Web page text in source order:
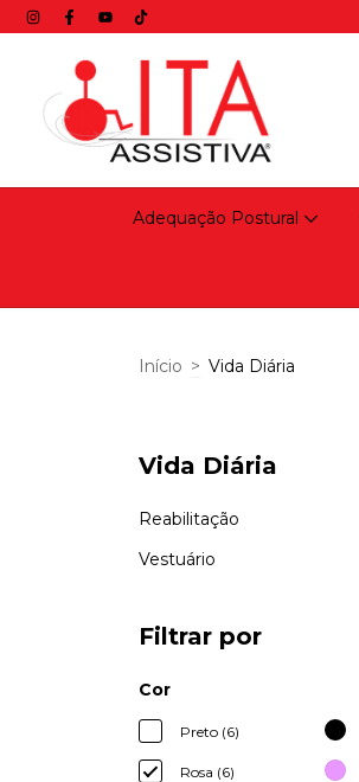
Adequação Postural
Início > Vida Diária
Vida Diária
Reabilitação
Vestuário
Filtrar por
Cor
Preto (6)
Rosa (6)